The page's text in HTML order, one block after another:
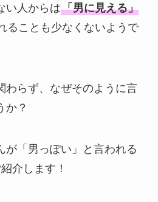
い人からは「男に見える」
ることも少なくないようで
わらず、なぜそのように言
か？
が「男っぽい」と言われる
介します！